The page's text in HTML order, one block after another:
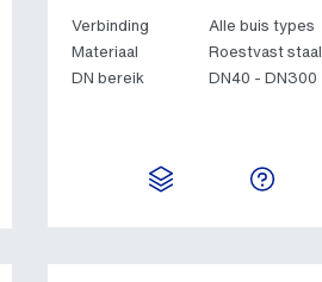
Verbinding
Alle buis types
Materiaal
Roestvast staal
DN bereik
DN40 - DN300